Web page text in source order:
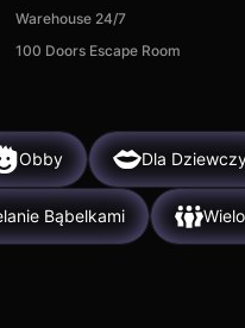
Warehouse 24/7
100 Doors Escape Room
Obby Dla
Bąbelkami